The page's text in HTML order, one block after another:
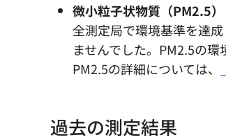
微小粒子状物質（PM2.5）
全測定局で環境基準を達
ませんでした。PM2.5の
PM2.5の詳細については、
過去の測定結果